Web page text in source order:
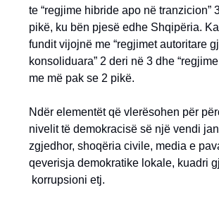
te “regjime hibride apo në tranzicion”
pikë, ku bën pjesë edhe Shqipëria.
fundit vijojnë me “regjimet autoritare
konsoliduara” 2 deri në 3 dhe
me më pak se 2 pikë.
Ndër elementët që vlerësohen për
nivelit të demokracisë së një vendi
zgjedhor, shoqëria civile, media e
qeverisja demokratike lokale, kuadri
korrupsioni etj.